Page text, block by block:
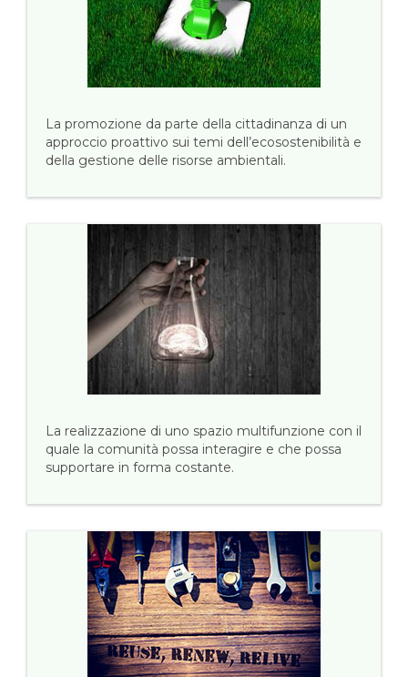
La promozione da parte della cittadinanza di un
approccio proattivo sui temi dell’ecosostenibilità e
della gestione delle risorse ambientali.
La realizzazione di uno spazio multifunzione con il
quale la comunità possa interagire e che possa
supportare in forma costante.